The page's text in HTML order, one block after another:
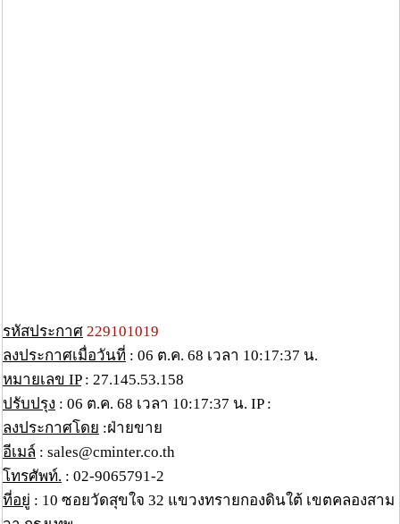
รหัสประกาศ 229101019
ลงประกาศเมื่อวันที่ : 06 ต.ค. 68 เวลา 10:17:37 น.
หมายเลข IP: 27.145.53.158
ปรับปรุง : 06 ต.ค. 68 เวลา 10:17:37 น. IP :
ลงประกาศโดย :ฝ่ายขาย
อีเมล์ : sales@cminter.co.th
โทรศัพท์. : 02-9065791-2
ที่อยู่ : 10 ซอยวัดสุขใจ 32 แขวงทรายกองดินใต้ เขตคลองสาม